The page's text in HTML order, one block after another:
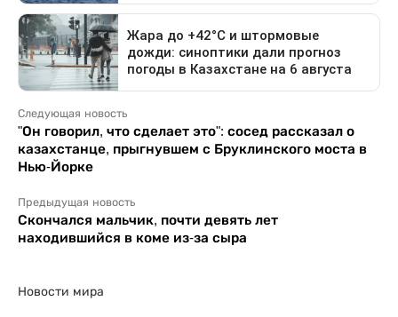
Следующая новость
"Он говорил, что сделает это": сосед рассказал о
казахстанце, прыгнувшем с Бруклинского моста в
Нью-Йорке
Предыдущая новость
Скончался мальчик, почти девять лет
находившийся в коме из-за сыра
Новости мира